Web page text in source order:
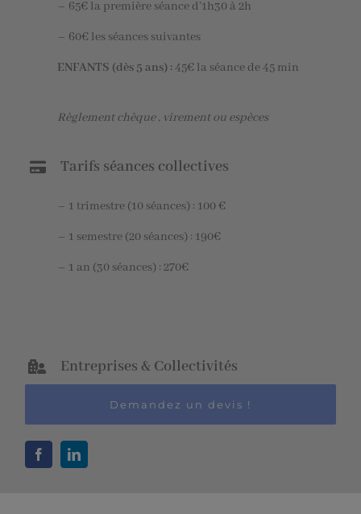
– 65€ la première séance d’1h30 à 2h
– 60€ les séances suivantes
ENFANTS (dès 5 ans) :45€ la séance de 45 min
Règlement chèque , virement ou espèces
Tarifs séances collectives
– 1 trimestre (10 séances) : 100 €
– 1 semestre (20 séances) : 190€
– 1 an (30 séances) : 270€
Entreprises & Collectivités
Demandez un devis !